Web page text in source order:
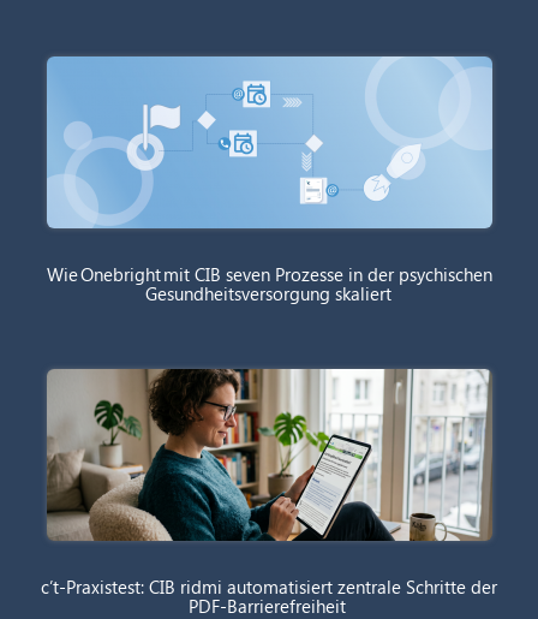
Wie Onebright mit CIB seven Prozesse in der psychischen
Gesundheitsversorgung skaliert
c’t-Praxistest: CIB ridmi automatisiert zentrale Schritte der
PDF-Barrierefreiheit